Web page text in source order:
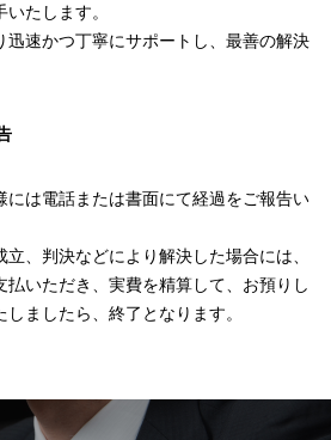
たします。
迅速かつ丁寧にサポートし、最善の解決
には電話または書面にて経過をご報告い
、判決などにより解決した場合には、
払いただき、実費を精算して、お預りし
ましたら、終了となります。